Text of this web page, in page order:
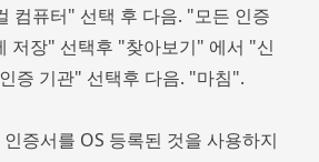
컴퓨터" 선택 후 다음. "모든 인증
저장" 선택후 "찾아보기" 에서 "신
증 기관" 선택후 다음. "마침".
증서를 OS 등록된 것을 사용하지